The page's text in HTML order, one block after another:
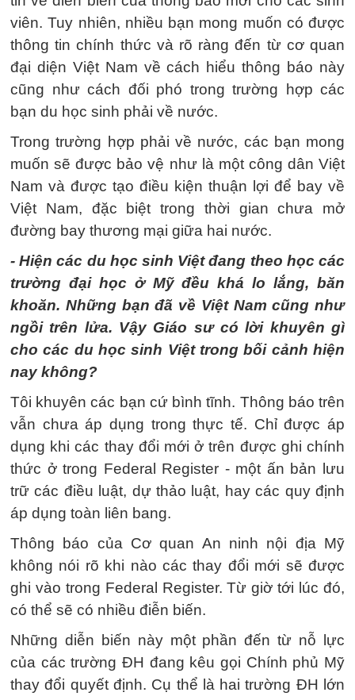
viên. Tuy nhiên, nhiều bạn mong muốn có được
thông tin chính thức và rõ ràng đến từ cơ quan
đại diện Việt Nam về cách hiểu thông báo này
cũng như cách đối phó trong trường hợp các
bạn du học sinh phải về nước.
Trong trường hợp phải về nước, các bạn mong
muốn sẽ được bảo vệ như là một công dân Việt
Nam và được tạo điều kiện thuận lợi để bay về
Việt Nam, đặc biệt trong thời gian chưa mở
đường bay thương mại giữa hai nước.
- Hiện các du học sinh Việt đang theo học các
trường đại học ở Mỹ đều khá lo lắng, băn
khoăn. Những bạn đã về Việt Nam cũng như
ngồi trên lửa. Vậy Giáo sư có lời khuyên gì
cho các du học sinh Việt trong bối cảnh hiện
nay không?
Tôi khuyên các bạn cứ bình tĩnh. Thông báo trên
vẫn chưa áp dụng trong thực tế. Chỉ được áp
dụng khi các thay đổi mới ở trên được ghi chính
thức ở trong Federal Register - một ấn bản lưu
trữ các điều luật, dự thảo luật, hay các quy định
áp dụng toàn liên bang.
Thông báo của Cơ quan An ninh nội địa Mỹ
không nói rõ khi nào các thay đổi mới sẽ được
ghi vào trong Federal Register. Từ giờ tới lúc đó,
có thể sẽ có nhiều điễn biến.
Những diễn biến này một phần đến từ nỗ lực
của các trường ĐH đang kêu gọi Chính phủ Mỹ
thay đổi quyết định. Cụ thể là hai trường ĐH lớn